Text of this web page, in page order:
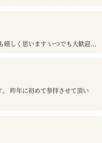
嬉しく思います いつでも大歓迎...
昨年に初めて参拝させて頂い